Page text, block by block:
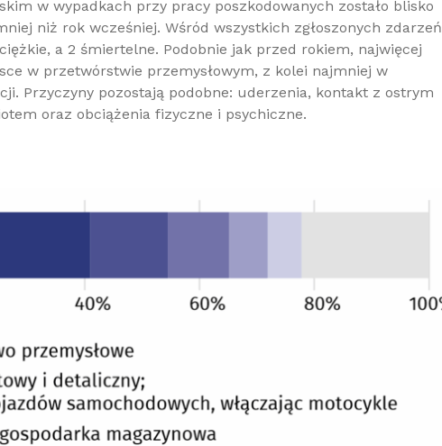
w wypadkach przy pracy poszkodowanych zostało blisko
niż rok wcześniej. Wśród wszystkich zgłoszonych zdarzeń
a 2 śmiertelne. Podobnie jak przed rokiem, najwięcej
w przetwórstwie przemysłowym, z kolei najmniej w
Przyczyny pozostają podobne: uderzenia, kontakt z ostrym
oraz obciążenia fizyczne i psychiczne.